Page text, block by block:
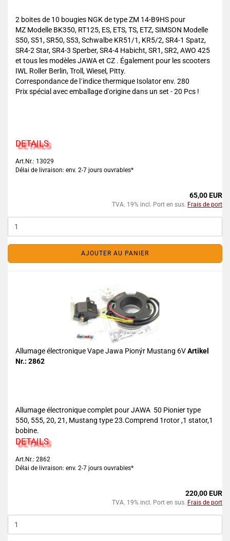
2 boites de 10 bougies NGK de type ZM 14-B9HS pour
MZ Modelle BK350, RT125, ES, ETS, TS, ETZ, SIMSON Modelle
S50, S51, SR50, S53, Schwalbe KR51/1, KR5/2, SR4-1 Spatz,
SR4-2 Star, SR4-3 Sperber, SR4-4 Habicht, SR1, SR2, AWO 425
et tous les modèles JAWA et CZ . Également pour les scooters
IWL Roller Berlin, Troll, Wiesel, Pitty.
Correspondance de l´indice thermique Isolator env. 280
Prix spécial avec emballage d'origine dans un set - 20 Pcs !
DETAILS
Art.Nr.: 13029
Délai de livraison: env. 2-7 jours ouvrables*
65,00 EUR
TVA. 19% incl. Port en sus. Frais de port
AJOUTER AU PANIER
Allumage électronique Vape Jawa Pionýr Mustang 6VArtikel
Nr.: 2862
Allumage électronique complet pour JAWA 50 Pionier type
550, 555, 20, 21, Mustang type 23.Comprend 1rotor ,1 stator,1
bobine.
DETAILS
Art.Nr.: 2862
Délai de livraison: env. 2-7 jours ouvrables*
220,00 EUR
TVA. 19% incl. Port en sus. Frais de port